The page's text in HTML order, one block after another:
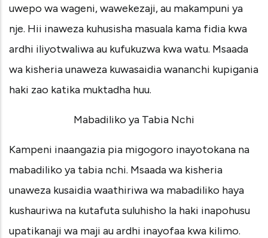
uwepo wa wageni, wawekezaji, au makampuni ya
nje. Hii inaweza kuhusisha masuala kama fidia kwa
ardhi iliyotwaliwa au kufukuzwa kwa watu. Msaada
wa kisheria unaweza kuwasaidia wananchi kupigania
haki zao katika muktadha huu.
Mabadiliko ya Tabia Nchi
Kampeni inaangazia pia migogoro inayotokana na
mabadiliko ya tabia nchi. Msaada wa kisheria
unaweza kusaidia waathiriwa wa mabadiliko haya
kushauriwa na kutafuta suluhisho la haki inapohusu
upatikanaji wa maji au ardhi inayofaa kwa kilimo.